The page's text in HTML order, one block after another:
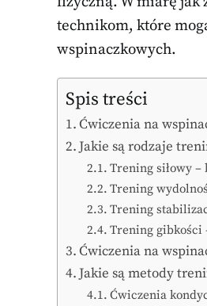
technikom, które
wspinaczkowych.
Spis treści
Ćwiczenia na
Jakie są rodzaje
Trening siłowy –
Trening
Trening
Trening gibkości
Ćwiczenia na
Jakie są metody
Ćwiczenia